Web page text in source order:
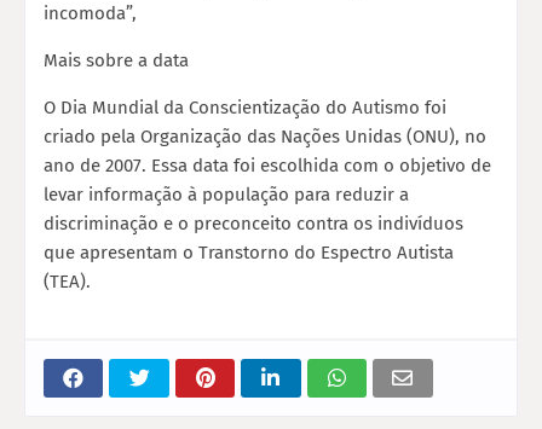
incomoda”,
Mais sobre a data
O Dia Mundial da Conscientização do Autismo foi
criado pela Organização das Nações Unidas (ONU), no
ano de 2007. Essa data foi escolhida com o objetivo de
levar informação à população para reduzir a
discriminação e o preconceito contra os indivíduos
que apresentam o Transtorno do Espectro Autista
(TEA).